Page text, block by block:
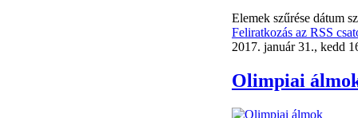
Elemek szűrése dátum
Feliratkozás az RSS
2017. január 31., kedd
Olimpiai